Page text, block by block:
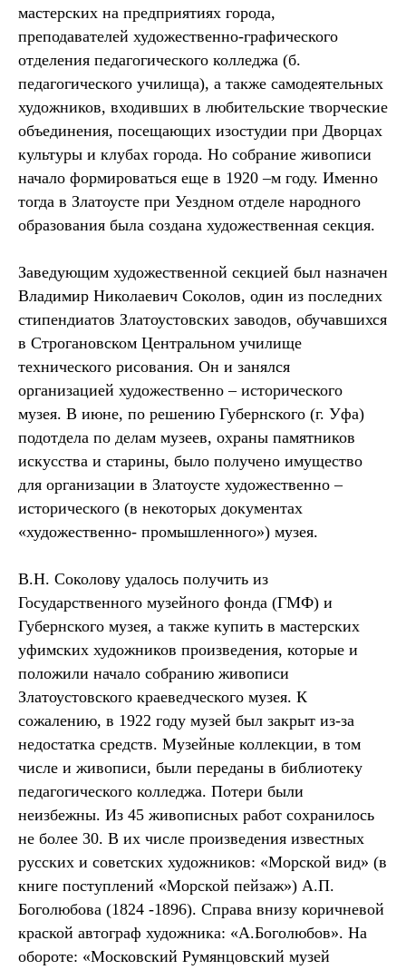
мастерских на предприятиях города,
преподавателей художественно-графического
отделения педагогического колледжа (б.
педагогического училища), а также самодеятельных
художников, входивших в любительские творческие
объединения, посещающих изостудии при Дворцах
культуры и клубах города. Но собрание живописи
начало формироваться еще в 1920 –м году. Именно
тогда в Златоусте при Уездном отделе народного
образования была создана художественная секция.
Заведующим художественной секцией был назначен
Владимир Николаевич Соколов, один из последних
стипендиатов Златоустовских заводов, обучавшихся
в Строгановском Центральном училище
технического рисования. Он и занялся
организацией художественно – исторического
музея. В июне, по решению Губернского (г. Уфа)
подотдела по делам музеев, охраны памятников
искусства и старины, было получено имущество
для организации в Златоусте художественно –
исторического (в некоторых документах
«художественно- промышленного») музея.
В.Н. Соколову удалось получить из
Государственного музейного фонда (ГМФ) и
Губернского музея, а также купить в мастерских
уфимских художников произведения, которые и
положили начало собранию живописи
Златоустовского краеведческого музея. К
сожалению, в 1922 году музей был закрыт из-за
недостатка средств. Музейные коллекции, в том
числе и живописи, были переданы в библиотеку
педагогического колледжа. Потери были
неизбежны. Из 45 живописных работ сохранилось
не более 30. В их числе произведения известных
русских и советских художников: «Морской вид» (в
книге поступлений «Морской пейзаж») А.П.
Боголюбова (1824 -1896). Справа внизу коричневой
краской автограф художника: «А.Боголюбов». На
обороте: «Московский Румянцовский музей